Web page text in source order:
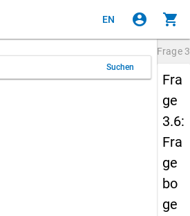
EN account_circle shopping_cart
Suchen
Frage
Fra
ge
3.6:
Fra
ge
bo
ge